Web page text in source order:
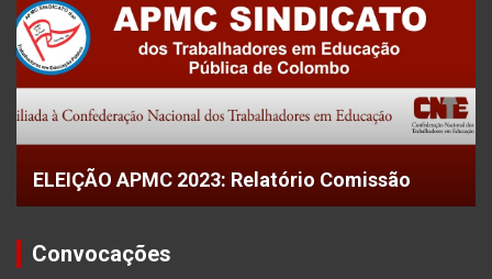
ELEIÇÃO APMC 2023: Relatório Comissão
Convocações